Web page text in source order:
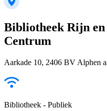
Bibliotheek Rijn en
Centrum
Aarkade 10, 2406 BV Alphen
Bibliotheek - Publiek